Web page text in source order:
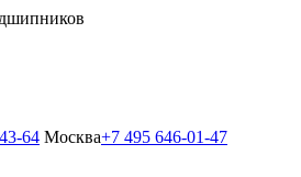
64 Москва+7 495 646-01-47